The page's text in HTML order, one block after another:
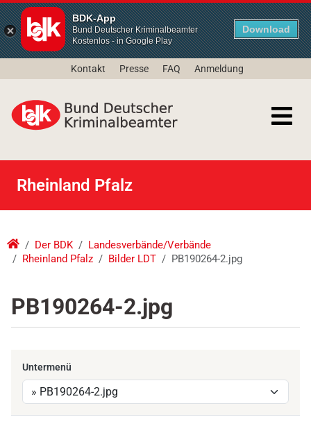
BDK-App
Bund Deutscher Kriminalbeamter
Kostenlos - in Google Play
Download
Kontakt Presse FAQ Anmeldung
Rheinland Pfalz
Der BDK
Landesverbände/Verbände
Rheinland Pfalz
Bilder LDT PB190264-2.jpg
PB190264-2.jpg
Untermenü